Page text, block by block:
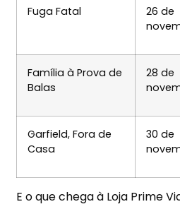
Fuga Fatal
26 de
Família à Prova de
Balas
28 de
Garfield, Fora de
Casa
30 de
E o que chega à Loja Prime